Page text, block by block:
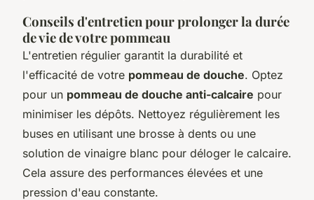
Conseils d'entretien pour prolonger la durée
de vie de votre pommeau
L'entretien régulier garantit la durabilité et
l'efficacité de votre pommeau de douche. Optez
pour un pommeau de douche anti-calcaire pour
minimiser les dépôts. Nettoyez régulièrement les
buses en utilisant une brosse à dents ou une
solution de vinaigre blanc pour déloger le calcaire.
Cela assure des performances élevées et une
pression d'eau constante.